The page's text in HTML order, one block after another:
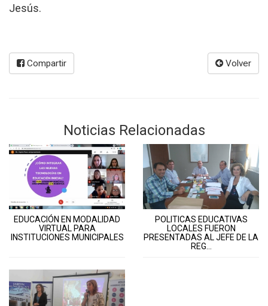
Jesús.
Compartir Volver
Noticias Relacionadas
EDUCACIÓN EN MODALIDAD
VIRTUAL PARA
INSTITUCIONES MUNICIPALES
POLITICAS EDUCATIVAS
LOCALES FUERON
PRESENTADAS AL JEFE DE LA
REG...